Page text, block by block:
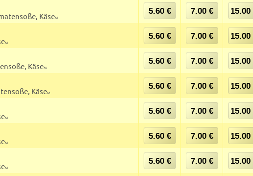
KäseM
5.60 € 7.00 € 15.00
M
5.60 € 7.00 € 15.00
KäseM
5.60 € 7.00 € 15.00
KäseM
5.60 € 7.00 € 15.00
M
5.60 € 7.00 € 15.00
M
5.60 € 7.00 € 15.00
M
5.60 € 7.00 € 15.00